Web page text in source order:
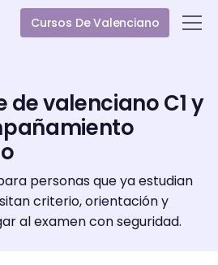
Cursos De Valenciano
de valenciano C1 y
personas que ya estudian
criterio, orientación y
al examen con seguridad.